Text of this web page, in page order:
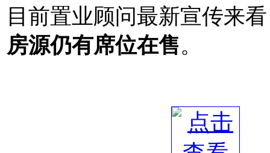
目前置业顾问最新宣传来
房源仍有席位在售。